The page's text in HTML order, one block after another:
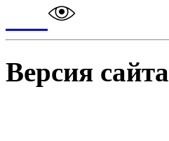
Версия сайта